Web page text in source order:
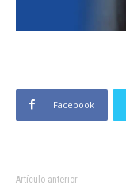
Facebook
Artículo anterior